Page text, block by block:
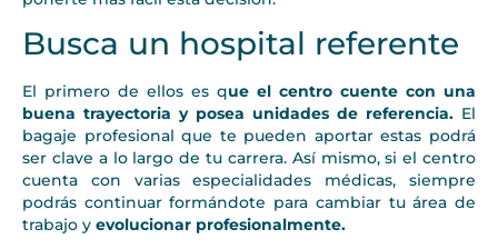
Busca un hospital referente
El primero de ellos es que el centro cuente con una
buena trayectoria y posea unidades de referencia. El
bagaje profesional que te pueden aportar estas podrá
ser clave a lo largo de tu carrera. Así mismo, si el centro
cuenta con varias especialidades médicas, siempre
podrás continuar formándote para cambiar tu área de
trabajo y evolucionar profesionalmente.